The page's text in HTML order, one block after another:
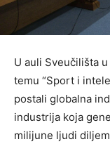
U auli Sveučilišta
temu “Sport i
postali globalna
industrija koja
milijune ljudi